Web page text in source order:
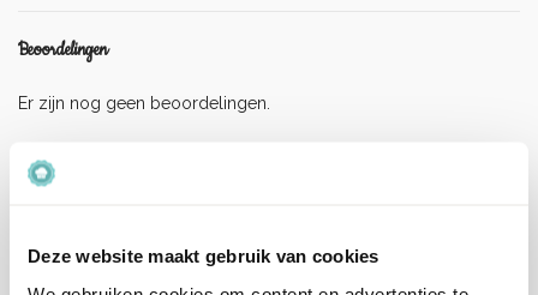
Deze website maakt gebruik van cookies
Beoordelingen
Er zijn nog geen beoordelingen.
Enkel ingelogde klanten die dit product gekocht hebben,
Verzenden en levertijd: